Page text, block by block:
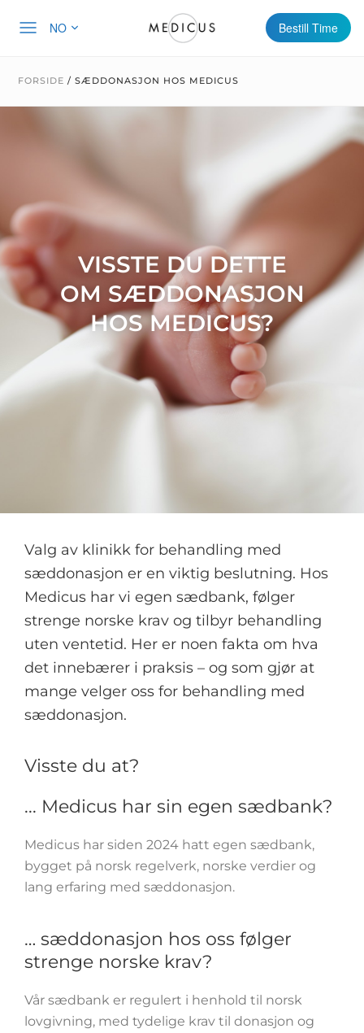
NO Bestill Time
FORSIDE / SÆDDONASJON HOS MEDICUS
VISSTE DU DETTE
OM SÆDDONASJON
HOS MEDICUS?
Valg av klinikk for behandling med
sæddonasjon er en viktig beslutning. Hos
Medicus har vi egen sædbank, følger
strenge norske krav og tilbyr behandling
uten ventetid. Her er noen fakta om hva
det innebærer i praksis – og som gjør at
mange velger oss for behandling med
sæddonasjon.
Visste du at?
... Medicus har sin egen sædbank?
Medicus har siden 2024 hatt egen sædbank,
bygget på norsk regelverk, norske verdier og
lang erfaring med sæddonasjon.
… sæddonasjon hos oss følger
strenge norske krav?
Vår sædbank er regulert i henhold til norsk
lovgivning, med tydelige krav til donasjon og